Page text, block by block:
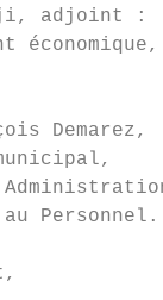
adjoint :
Demarez,
Personnel.